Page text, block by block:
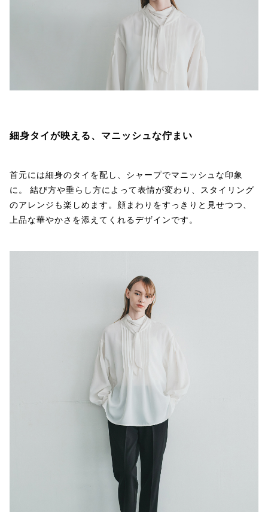
細身タイが映える、マニッシュな佇まい
首元には細身のタイを配し、シャープでマニッシュな印象
に。 結び方や垂らし方によって表情が変わり、スタイリング
のアレンジも楽しめます。顔まわりをすっきりと見せつつ、
上品な華やかさを添えてくれるデザインです。